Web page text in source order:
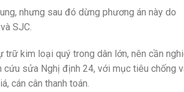
nhưng sau đó dừng phương án này do
SJC.
trữ kim loại quý trong dân lớn, nên cần
cứu sửa Nghị định 24, với mục tiêu chống
cán cân thanh toán.